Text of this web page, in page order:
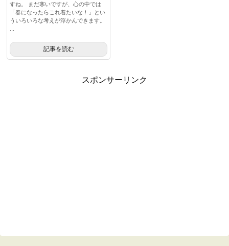
すね。 まだ寒いですが、心の中では
「春になったらこれ着たいな！」とい
ういろいろな考えが浮かんできます。
記事を読む
スポンサーリンク